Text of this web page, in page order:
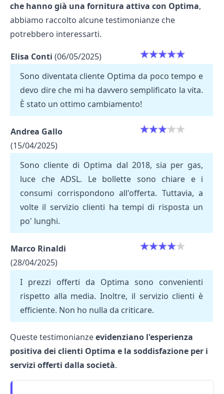
che hanno già una fornitura attiva con Optima,
abbiamo raccolto alcune testimonianze che
potrebbero interessarti.
Elisa Conti (06/05/2025)
Sono diventata cliente Optima da poco tempo e
devo dire che mi ha davvero semplificato la vita.
È stato un ottimo cambiamento!
Andrea Gallo
(15/04/2025)
Sono cliente di Optima dal 2018, sia per gas,
luce che ADSL. Le bollette sono chiare e i
consumi corrispondono all'offerta. Tuttavia, a
volte il servizio clienti ha tempi di risposta un
po' lunghi.
Marco Rinaldi
(28/04/2025)
I prezzi offerti da Optima sono convenienti
rispetto alla media. Inoltre, il servizio clienti è
efficiente. Non ho nulla da criticare.
Queste testimonianzeevidenziano l'esperienza
positiva dei clienti Optima e la soddisfazione per i
servizi offerti dalla società.